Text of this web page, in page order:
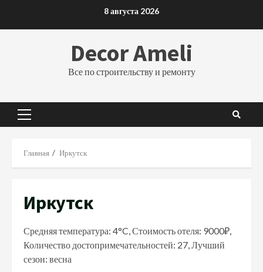
8 августа 2026
Decor Ameli
Все по строительству и ремонту
Основное
Главная Иркутск
Иркутск
Средняя температура: 4°C, Стоимость отеля: 9000₽,
Количество достопримечательностей: 27, Лучший
сезон: весна